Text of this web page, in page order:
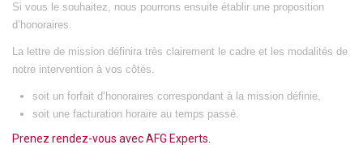
Si vous le souhaitez, nous pourrons ensuite établir une proposition
d’honoraires.
La lettre de mission définira très clairement le cadre et les modalités de
notre intervention à vos côtés.
soit un forfait d’honoraires correspondant à la mission définie,
soit une facturation horaire au temps passé.
Prenez rendez-vous avec AFG Experts